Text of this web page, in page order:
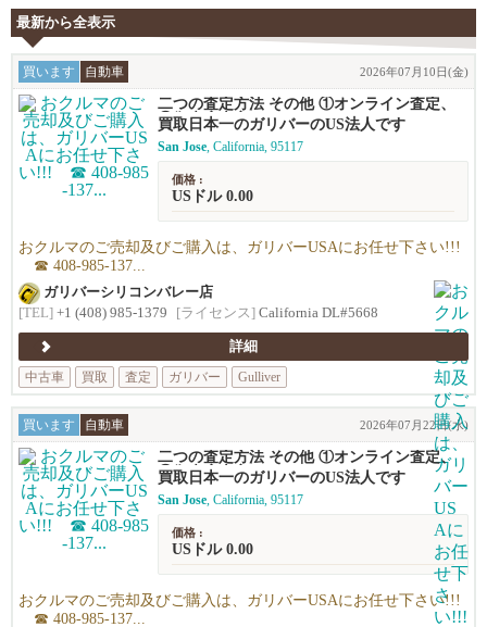
最新から全表示
買います 自動車 2026年07月10日(金)
二つの査定方法 その他 ①オンライン査定、
②御来店査定
買取日本一のガリバーのUS法人です
San Jose, California, 95117
価格 :
USドル 0.00
おクルマのご売却及びご購入は、ガリバーUSAにお任せ下さい!!!
☎ 408-985-137...
ガリバーシリコンバレー店
[TEL] +1 (408) 985-1379 [ライセンス] California DL#5668
詳細
中古車
買取 査定 ガリバー Gulliver
買います 自動車 2026年07月22日(水)
二つの査定方法 その他 ①オンライン査定、
②御来店査定
買取日本一のガリバーのUS法人です
San Jose, California, 95117
価格 :
USドル 0.00
おクルマのご売却及びご購入は、ガリバーUSAにお任せ下さい!!!
☎ 408-985-137...